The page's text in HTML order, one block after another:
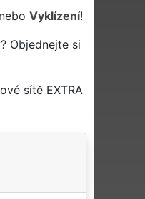
Vyklízení!
Objednejte si
sítě EXTRA